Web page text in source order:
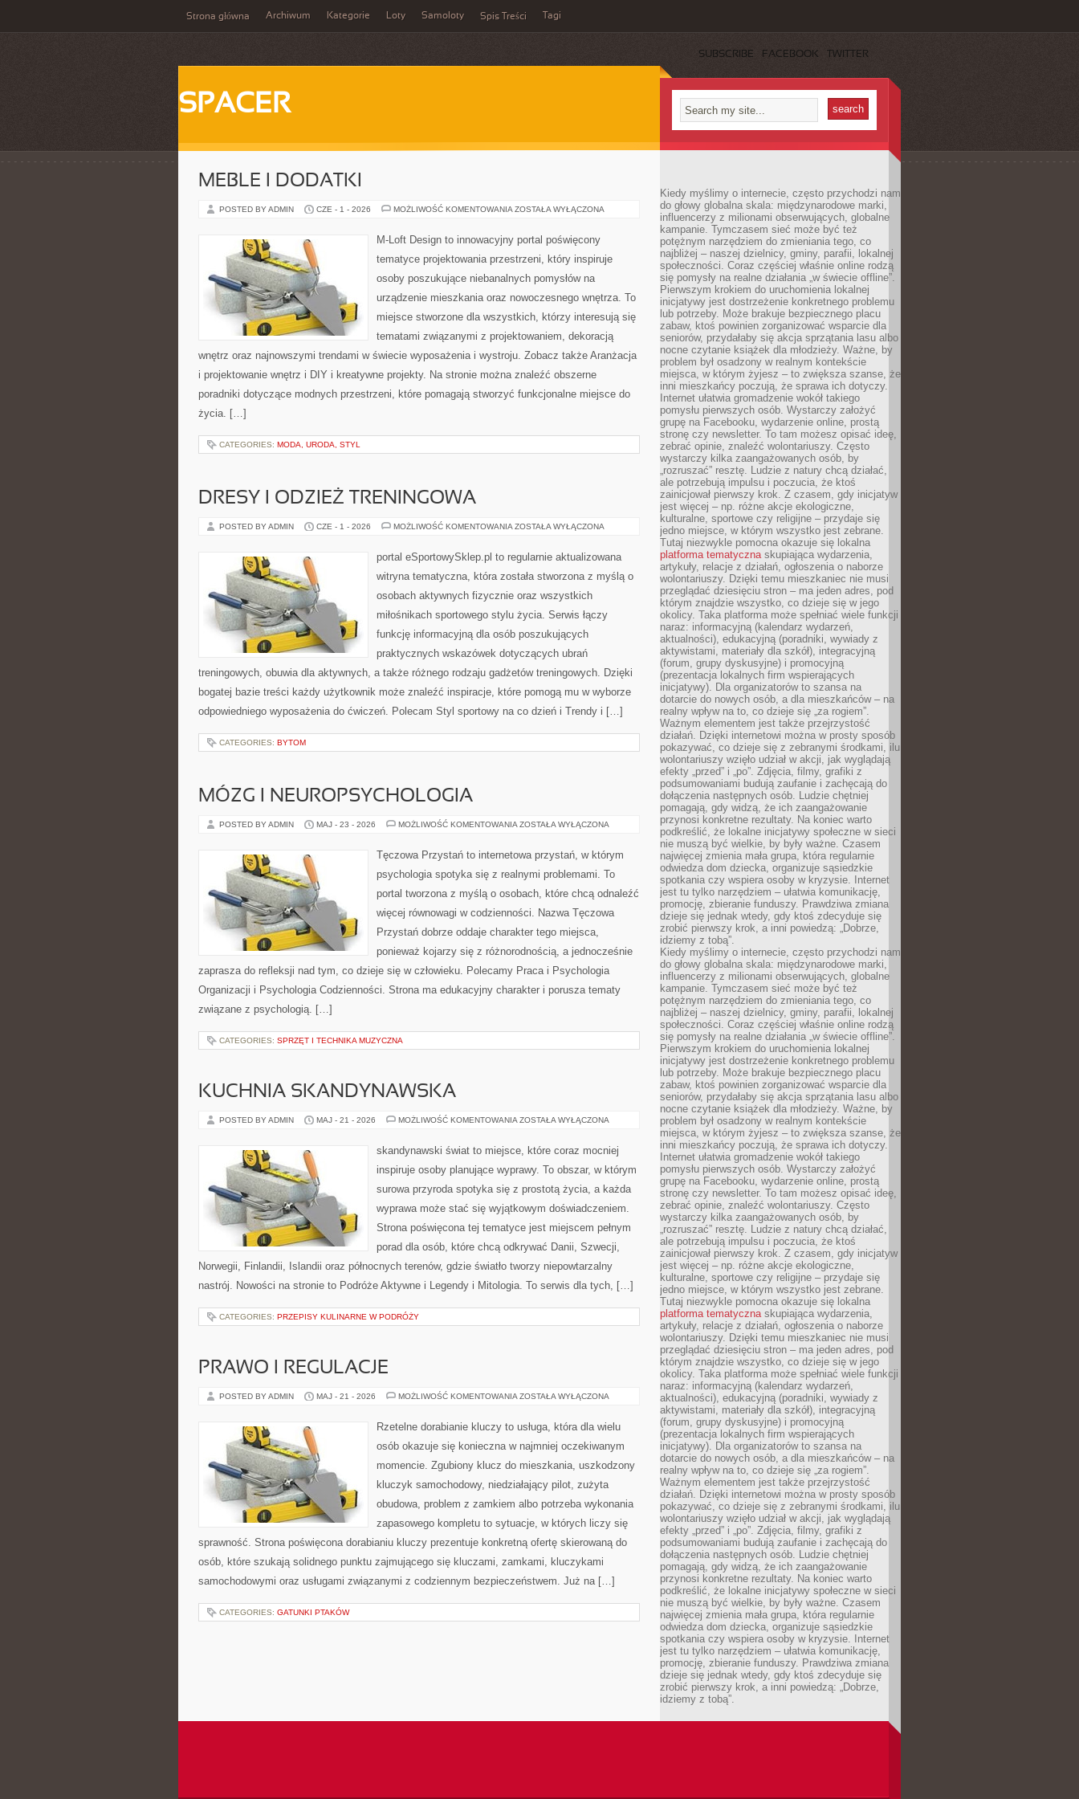
Strona główna Archiwum Kategorie Loty Samoloty Spis Treści Tagi
SUBSCRIBE FACEBOOK TWITTER
SPACER
MEBLE I DODATKI
POSTED BY ADMIN CZE - 1 - 2026 MOŻLIWOŚĆ KOMENTOWANIA MEBLE
ZOSTAŁA WYŁĄCZONA
M-Loft Design to innowacyjny portal poświęcony
tematyce projektowania przestrzeni, który inspiruje
osoby poszukujące niebanalnych pomysłów na
urządzenie mieszkania oraz nowoczesnego wnętrza. To
miejsce stworzone dla wszystkich, którzy interesują się
tematami związanymi z projektowaniem, dekoracją
wnętrz oraz najnowszymi trendami w świecie wyposażenia i wystroju. Zobacz także Aranżacja
i projektowanie wnętrz i DIY i kreatywne projekty. Na stronie można znaleźć obszerne
poradniki dotyczące modnych przestrzeni, które pomagają stworzyć funkcjonalne miejsce do
życia. […]
CATEGORIES: MODA, URODA, STYL
DRESY I ODZIEŻ TRENINGOWA
POSTED BY ADMIN CZE - 1 - 2026 MOŻLIWOŚĆ KOMENTOWANIA DRESY
TRENINGOWA
ZOSTAŁA WYŁĄCZONA
portal eSportowySklep.pl to regularnie aktualizowana
witryna tematyczna, która została stworzona z myślą o
osobach aktywnych fizycznie oraz wszystkich
miłośnikach sportowego stylu życia. Serwis łączy
funkcję informacyjną dla osób poszukujących
praktycznych wskazówek dotyczących ubrań
treningowych, obuwia dla aktywnych, a także różnego rodzaju gadżetów treningowych. Dzięki
bogatej bazie treści każdy użytkownik może znaleźć inspiracje, które pomogą mu w wyborze
odpowiedniego wyposażenia do ćwiczeń. Polecam Styl sportowy na co dzień i Trendy i […]
CATEGORIES: BYTOM
MÓZG I NEUROPSYCHOLOGIA
POSTED BY ADMIN MAJ - 23 - 2026 MOŻLIWOŚĆ KOMENTOWANIA MÓZG
ZOSTAŁA WYŁĄCZONA
Tęczowa Przystań to internetowa przystań, w którym
psychologia spotyka się z realnymi problemami. To
portal tworzona z myślą o osobach, które chcą odnaleźć
więcej równowagi w codzienności. Nazwa Tęczowa
Przystań dobrze oddaje charakter tego miejsca,
ponieważ kojarzy się z różnorodnością, a jednocześnie
zaprasza do refleksji nad tym, co dzieje się w człowieku. Polecamy Praca i Psychologia
Organizacji i Psychologia Codzienności. Strona ma edukacyjny charakter i porusza tematy
związane z psychologią. […]
CATEGORIES: SPRZĘT I TECHNIKA MUZYCZNA
KUCHNIA SKANDYNAWSKA
POSTED BY ADMIN MAJ - 21 - 2026 MOŻLIWOŚĆ KOMENTOWANIA KUCHNIA
ZOSTAŁA WYŁĄCZONA
skandynawski świat to miejsce, które coraz mocniej
inspiruje osoby planujące wyprawy. To obszar, w którym
surowa przyroda spotyka się z prostotą życia, a każda
wyprawa może stać się wyjątkowym doświadczeniem.
Strona poświęcona tej tematyce jest miejscem pełnym
porad dla osób, które chcą odkrywać Danii, Szwecji,
Norwegii, Finlandii, Islandii oraz północnych terenów, gdzie światło tworzy niepowtarzalny
nastrój. Nowości na stronie to Podróże Aktywne i Legendy i Mitologia. To serwis dla tych, […]
CATEGORIES: PRZEPISY KULINARNE W PODRÓŻY
PRAWO I REGULACJE
POSTED BY ADMIN MAJ - 21 - 2026 MOŻLIWOŚĆ KOMENTOWANIA PRAWO
ZOSTAŁA WYŁĄCZONA
Rzetelne dorabianie kluczy to usługa, która dla wielu
osób okazuje się konieczna w najmniej oczekiwanym
momencie. Zgubiony klucz do mieszkania, uszkodzony
kluczyk samochodowy, niedziałający pilot, zużyta
obudowa, problem z zamkiem albo potrzeba wykonania
zapasowego kompletu to sytuacje, w których liczy się
sprawność. Strona poświęcona dorabianiu kluczy prezentuje konkretną ofertę skierowaną do
osób, które szukają solidnego punktu zajmującego się kluczami, zamkami, kluczykami
samochodowymi oraz usługami związanymi z codziennym bezpieczeństwem. Już na […]
CATEGORIES: GATUNKI PTAKÓW
Kiedy myślimy o internecie, często przychodzi nam
do głowy globalna skala: międzynarodowe marki,
influencerzy z milionami obserwujących, globalne
kampanie. Tymczasem sieć może być też
potężnym narzędziem do zmieniania tego, co
najbliżej – naszej dzielnicy, gminy, parafii, lokalnej
społeczności. Coraz częściej właśnie online rodzą
się pomysły na realne działania „w świecie offline”.
Pierwszym krokiem do uruchomienia lokalnej
inicjatywy jest dostrzeżenie konkretnego problemu
lub potrzeby. Może brakuje bezpiecznego placu
zabaw, ktoś powinien zorganizować wsparcie dla
seniorów, przydałaby się akcja sprzątania lasu albo
nocne czytanie książek dla młodzieży. Ważne, by
problem był osadzony w realnym kontekście
miejsca, w którym żyjesz – to zwiększa szanse, że
inni mieszkańcy poczują, że sprawa ich dotyczy.
Internet ułatwia gromadzenie wokół takiego
pomysłu pierwszych osób. Wystarczy założyć
grupę na Facebooku, wydarzenie online, prostą
stronę czy newsletter. To tam możesz opisać ideę,
zebrać opinie, znaleźć wolontariuszy. Często
wystarczy kilka zaangażowanych osób, by
„rozruszać” resztę. Ludzie z natury chcą działać,
ale potrzebują impulsu i poczucia, że ktoś
zainicjował pierwszy krok. Z czasem, gdy inicjatyw
jest więcej – np. różne akcje ekologiczne,
kulturalne, sportowe czy religijne – przydaje się
jedno miejsce, w którym wszystko jest zebrane.
Tutaj niezwykle pomocna okazuje się lokalna
platforma tematycznaskupiająca wydarzenia,
artykuły, relacje z działań, ogłoszenia o naborze
wolontariuszy. Dzięki temu mieszkaniec nie musi
przeglądać dziesięciu stron – ma jeden adres, pod
którym znajdzie wszystko, co dzieje się w jego
okolicy. Taka platforma może spełniać wiele funkcji
naraz: informacyjną (kalendarz wydarzeń,
aktualności), edukacyjną (poradniki, wywiady z
aktywistami, materiały dla szkół), integracyjną
(forum, grupy dyskusyjne) i promocyjną
(prezentacja lokalnych firm wspierających
inicjatywy). Dla organizatorów to szansa na
dotarcie do nowych osób, a dla mieszkańców – na
realny wpływ na to, co dzieje się „za rogiem”.
Ważnym elementem jest także przejrzystość
działań. Dzięki internetowi można w prosty sposób
pokazywać, co dzieje się z zebranymi środkami, ilu
wolontariuszy wzięło udział w akcji, jak wyglądają
efekty „przed” i „po”. Zdjęcia, filmy, grafiki z
podsumowaniami budują zaufanie i zachęcają do
dołączenia następnych osób. Ludzie chętniej
pomagają, gdy widzą, że ich zaangażowanie
przynosi konkretne rezultaty. Na koniec warto
podkreślić, że lokalne inicjatywy społeczne w sieci
nie muszą być wielkie, by były ważne. Czasem
najwięcej zmienia mała grupa, która regularnie
odwiedza dom dziecka, organizuje sąsiedzkie
spotkania czy wspiera osoby w kryzysie. Internet
jest tu tylko narzędziem – ułatwia komunikację,
promocję, zbieranie funduszy. Prawdziwa zmiana
dzieje się jednak wtedy, gdy ktoś zdecyduje się
zrobić pierwszy krok, a inni powiedzą: „Dobrze,
idziemy z tobą”.
Kiedy myślimy o internecie, często przychodzi nam
do głowy globalna skala: międzynarodowe marki,
influencerzy z milionami obserwujących, globalne
kampanie. Tymczasem sieć może być też
potężnym narzędziem do zmieniania tego, co
najbliżej – naszej dzielnicy, gminy, parafii, lokalnej
społeczności. Coraz częściej właśnie online rodzą
się pomysły na realne działania „w świecie offline”.
Pierwszym krokiem do uruchomienia lokalnej
inicjatywy jest dostrzeżenie konkretnego problemu
lub potrzeby. Może brakuje bezpiecznego placu
zabaw, ktoś powinien zorganizować wsparcie dla
seniorów, przydałaby się akcja sprzątania lasu albo
nocne czytanie książek dla młodzieży. Ważne, by
problem był osadzony w realnym kontekście
miejsca, w którym żyjesz – to zwiększa szanse, że
inni mieszkańcy poczują, że sprawa ich dotyczy.
Internet ułatwia gromadzenie wokół takiego
pomysłu pierwszych osób. Wystarczy założyć
grupę na Facebooku, wydarzenie online, prostą
stronę czy newsletter. To tam możesz opisać ideę,
zebrać opinie, znaleźć wolontariuszy. Często
wystarczy kilka zaangażowanych osób, by
„rozruszać” resztę. Ludzie z natury chcą działać,
ale potrzebują impulsu i poczucia, że ktoś
zainicjował pierwszy krok. Z czasem, gdy inicjatyw
jest więcej – np. różne akcje ekologiczne,
kulturalne, sportowe czy religijne – przydaje się
jedno miejsce, w którym wszystko jest zebrane.
Tutaj niezwykle pomocna okazuje się lokalna
platforma tematycznaskupiająca wydarzenia,
artykuły, relacje z działań, ogłoszenia o naborze
wolontariuszy. Dzięki temu mieszkaniec nie musi
przeglądać dziesięciu stron – ma jeden adres, pod
którym znajdzie wszystko, co dzieje się w jego
okolicy. Taka platforma może spełniać wiele funkcji
naraz: informacyjną (kalendarz wydarzeń,
aktualności), edukacyjną (poradniki, wywiady z
aktywistami, materiały dla szkół), integracyjną
(forum, grupy dyskusyjne) i promocyjną
(prezentacja lokalnych firm wspierających
inicjatywy). Dla organizatorów to szansa na
dotarcie do nowych osób, a dla mieszkańców – na
realny wpływ na to, co dzieje się „za rogiem”.
Ważnym elementem jest także przejrzystość
działań. Dzięki internetowi można w prosty sposób
pokazywać, co dzieje się z zebranymi środkami, ilu
wolontariuszy wzięło udział w akcji, jak wyglądają
efekty „przed” i „po”. Zdjęcia, filmy, grafiki z
podsumowaniami budują zaufanie i zachęcają do
dołączenia następnych osób. Ludzie chętniej
pomagają, gdy widzą, że ich zaangażowanie
przynosi konkretne rezultaty. Na koniec warto
podkreślić, że lokalne inicjatywy społeczne w sieci
nie muszą być wielkie, by były ważne. Czasem
najwięcej zmienia mała grupa, która regularnie
odwiedza dom dziecka, organizuje sąsiedzkie
spotkania czy wspiera osoby w kryzysie. Internet
jest tu tylko narzędziem – ułatwia komunikację,
promocję, zbieranie funduszy. Prawdziwa zmiana
dzieje się jednak wtedy, gdy ktoś zdecyduje się
zrobić pierwszy krok, a inni powiedzą: „Dobrze,
idziemy z tobą”.